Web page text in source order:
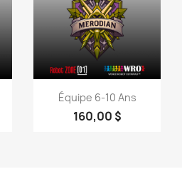
Aperçu rapide
Équipe 6-10 Ans
160,00 $